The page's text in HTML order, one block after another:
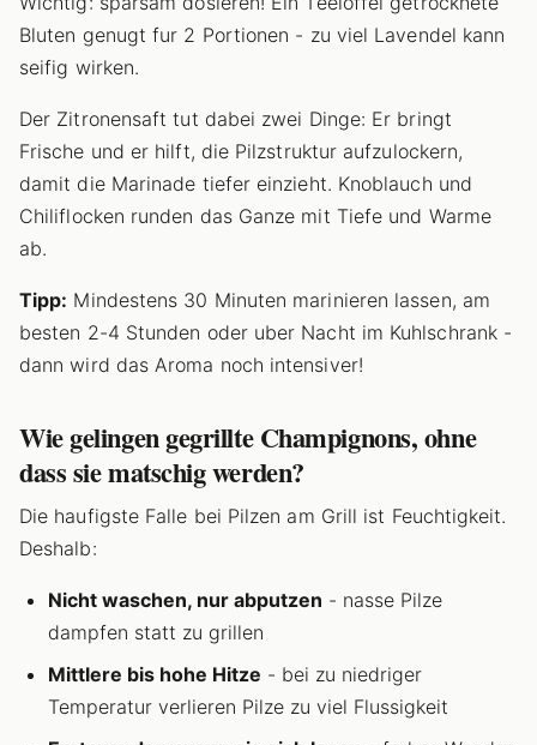
Bluten genugt fur 2 Portionen - zu viel Lavendel kann
seifig wirken.
Der Zitronensaft tut dabei zwei Dinge: Er bringt
Frische und er hilft, die Pilzstruktur aufzulockern,
damit die Marinade tiefer einzieht. Knoblauch und
Chiliflocken runden das Ganze mit Tiefe und Warme
ab.
Tipp: Mindestens 30 Minuten marinieren lassen, am
besten 2-4 Stunden oder uber Nacht im Kuhlschrank -
dann wird das Aroma noch intensiver!
Wie gelingen gegrillte Champignons, ohne
dass sie matschig werden?
Die haufigste Falle bei Pilzen am Grill ist Feuchtigkeit.
Deshalb:
Nicht waschen, nur abputzen - nasse Pilze
dampfen statt zu grillen
Mittlere bis hohe Hitze - bei zu niedriger
Temperatur verlieren Pilze zu viel Flussigkeit